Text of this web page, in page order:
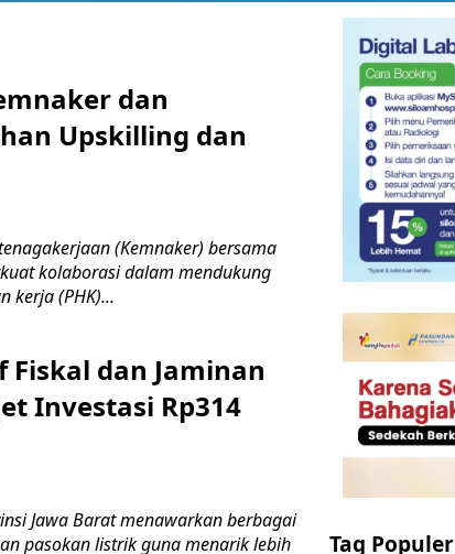
dan
Upskilling dan
(Kemnaker) bersama
kolaborasi dalam mendukung
kerja (PHK)...
dan Jaminan
Investasi Rp314
Jawa Barat menawarkan berbagai
pasokan listrik guna menarik lebih
Tag Populer